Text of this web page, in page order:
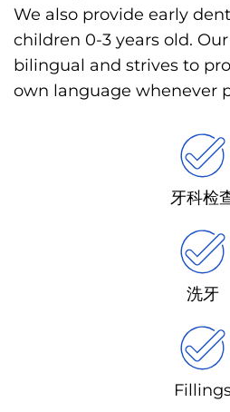
We also provide early
children 0-3 years old.
bilingual and strives to
own language whenever
牙科检
洗牙